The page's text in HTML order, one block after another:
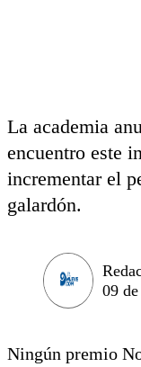
La academia
encuentro este
incrementar el
galardón.
09
Ningún premio